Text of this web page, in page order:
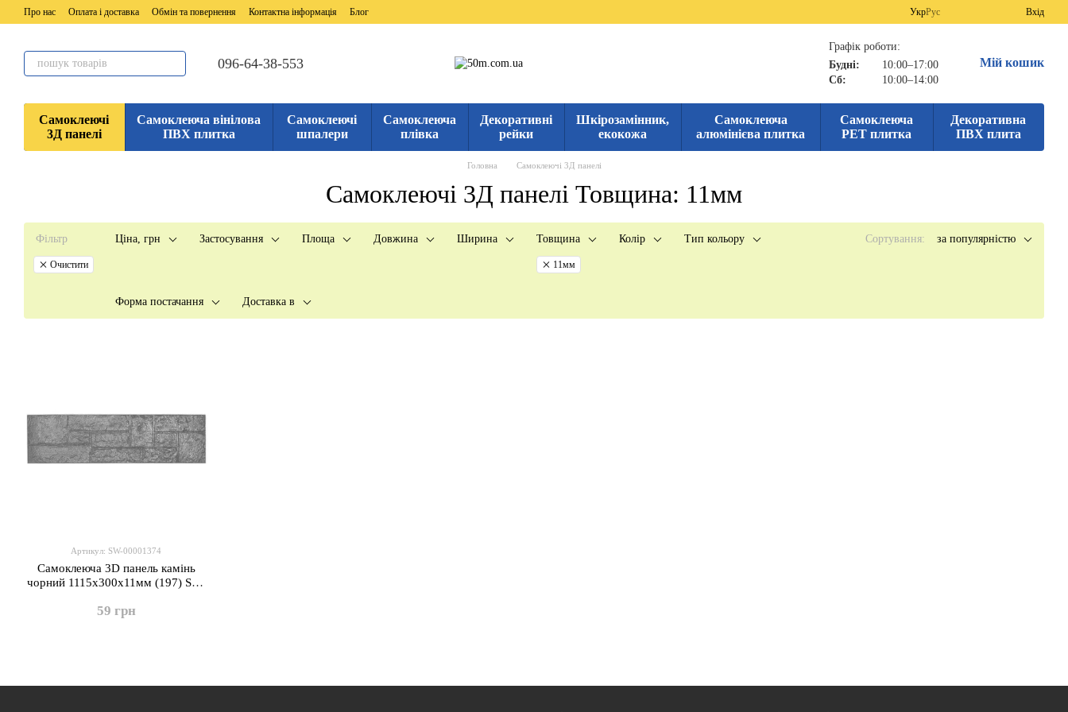
Перейти до основного контенту
Про нас Оплата і доставка Обмін та повернення Контактна інформація Блог УкрРус Вхід
096-64-38-553
Графік роботи:
Будні:
10:00–17:00
Сб:
10:00–14:00
Мій кошик
Самоклеючі
3Д панелі
Самоклеюча вінілова
ПВХ плитка
Самоклеючі
шпалери
Самоклеюча
плівка
Декоративні
рейки
Шкірозамінник,
екокожа
Самоклеюча
алюмінієва плитка
Самоклеюча
PET плитка
Декоративна
ПВХ плита
Головна Самоклеючі 3Д панелі
Самоклеючі 3Д панелі Товщина: 11мм
Фільтр
Очистити
Ціна, грн Застосування Площа Довжина Ширина Товщина
11мм
Колір Тип кольору
Форма постачання Доставка в
Сортування: за популярністю
Артикул: SW-00001374
Самоклеюча 3D панель камінь
чорний 1115х300х11мм (197) SW-
59 грн